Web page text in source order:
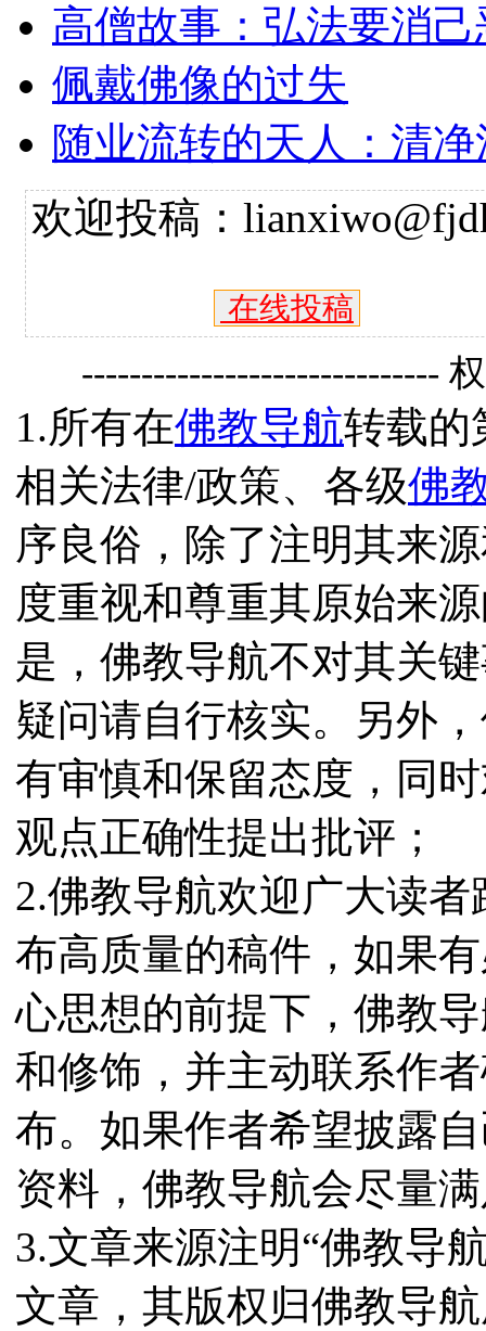
高僧故事：弘法要消己
佩戴佛像的过失
随业流转的天人：清
欢迎投稿：
在线投稿
------------------------------
1.所有在佛教导航转载的
相关法律/政策、各级佛
序良俗，除了注明其来
度重视和尊重其原始来
是，佛教导航不对其关
疑问请自行核实。另外
有审慎和保留态度，同
观点正确性提出批评；
2.佛教导航欢迎广大读
布高质量的稿件，如果
心思想的前提下，佛教
和修饰，并主动联系作
布。如果作者希望披露
资料，佛教导航会尽量
3.文章来源注明“佛教导
文章，其版权归佛教导